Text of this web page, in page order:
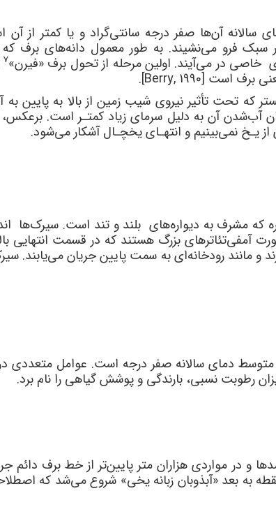
آن‌ها صفر درجه سانتی‌گراد و یا کمتر از
فرو می‌نشیند. به طور معمول دانه‌های برف
در می‌آیند. اولین مرحله از تحول برف «فیرن»7
برف است [Berry, 1990]
.
که تحت تأثیر نیروی شیب زمین از بالا به پایین به
آن به دلیل سرمای زیاد کمتـر است.
یـخ نمی‌بینیم و انتهـای یخچـال آشکار می‌شود.
به دیواره‌های بلند و تند است. سیرک‌ها
قطرشان بیش از ۱۰ متر نیست و یا به‌صورت آمفی‌تئاترهای بزرگ هستند که در
رودخانه‌ای به سمت پایین جریان می‌یابند.
از آن قرار دارند و متوسط دمای سالانه صفر درجه است. عوامل
رطوبت نسبی، بارندگی و پوشش گیاهی را نام برد.
در مواردی هزاران متر پایین‌تر از خط برف دائم
به بعد «آبذوبان زبانه یخی» شروع می‌شد که